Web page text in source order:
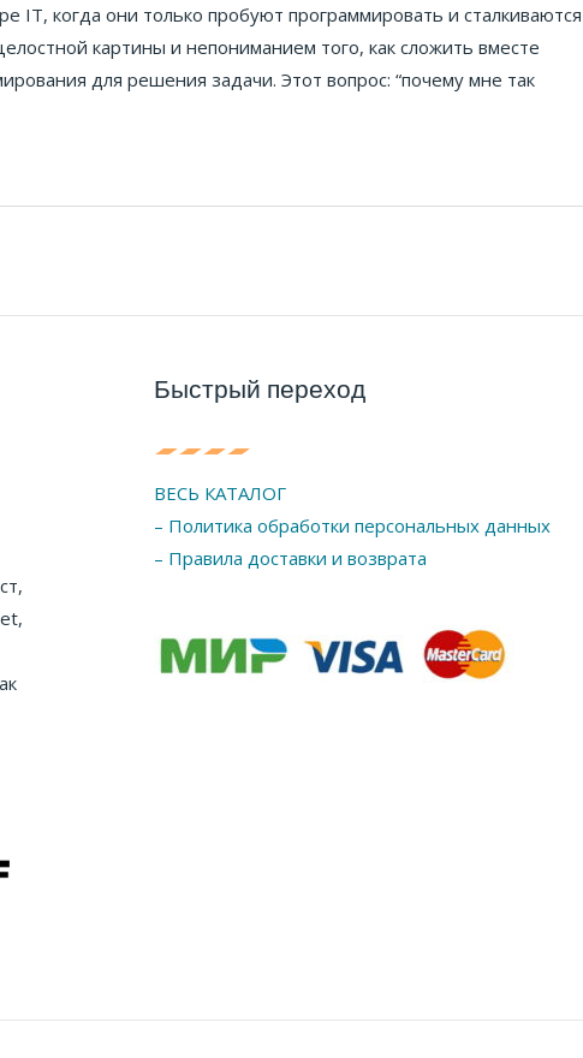
IT, когда они только пробуют программировать и сталкиваются
картины и непониманием того, как сложить вместе
для решения задачи. Этот вопрос: “почему мне так
Быстрый переход
ВЕСЬ КАТАЛОГ
– Политика обработки персональных данных
– Правила доставки и возврата